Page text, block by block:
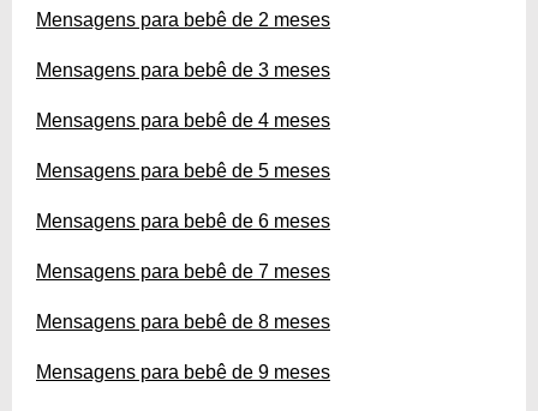
Mensagens para bebê de 2 meses
Mensagens para bebê de 3 meses
Mensagens para bebê de 4 meses
Mensagens para bebê de 5 meses
Mensagens para bebê de 6 meses
Mensagens para bebê de 7 meses
Mensagens para bebê de 8 meses
Mensagens para bebê de 9 meses